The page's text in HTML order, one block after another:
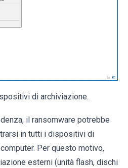
di archiviazione.
il ransomware potrebbe
in tutti i dispositivi di
Per questo motivo,
esterni (unità flash, dischi